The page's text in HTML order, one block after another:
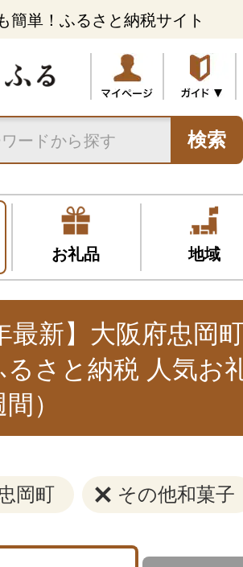
簡単！ふるさと納税サイト
検索
お礼品 地域
最新】大阪府忠岡
るさと納税 人気お
）
岡町 その他和菓子